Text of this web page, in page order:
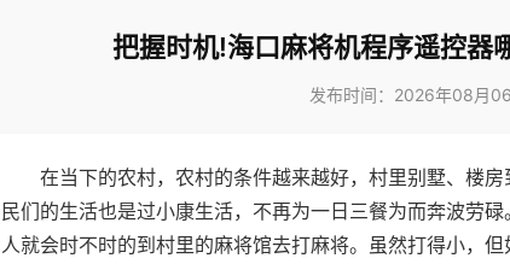
把握时机!海口麻将机程序遥控器
发布时间：2026年08月
在当下的农村，农村的条件越来越好，村里别墅、楼
民们的生活也是过小康生活，不再为一日三餐为而奔波劳
人就会时不时的到村里的麻将馆去打麻将。虽然打得小，但